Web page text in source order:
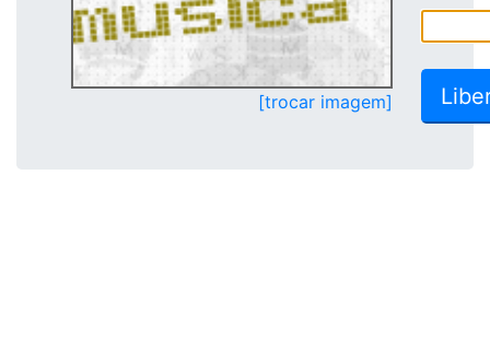
[trocar imagem]